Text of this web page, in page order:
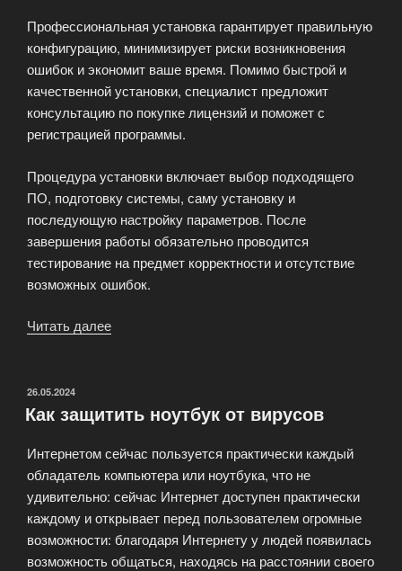
Профессиональная установка гарантирует правильную
конфигурацию, минимизирует риски возникновения
ошибок и экономит ваше время. Помимо быстрой и
качественной установки, специалист предложит
консультацию по покупке лицензий и поможет с
регистрацией программы.
Процедура установки включает выбор подходящего
ПО, подготовку системы, саму установку и
последующую настройку параметров. После
завершения работы обязательно проводится
тестирование на предмет корректности и отсутствие
возможных ошибок.
Читать далее
ОПУБЛИКОВАНО
26.05.2024
Как защитить ноутбук от вирусов
Интернетом сейчас пользуется практически каждый
обладатель компьютера или ноутбука, что не
удивительно: сейчас Интернет доступен практически
каждому и открывает перед пользователем огромные
возможности: благодаря Интернету у людей появилась
возможность общаться, находясь на расстоянии своего